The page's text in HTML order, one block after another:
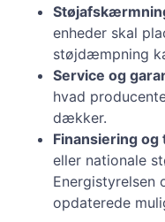
enheder skal
støjdæmpning
Service og
hvad
dækker.
Finansiering og
eller nationale
Energistyrelsen
opdaterede